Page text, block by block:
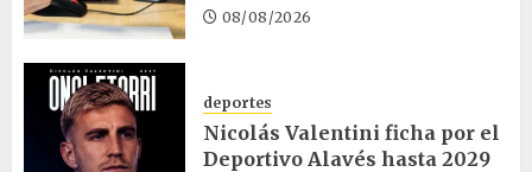
08/08/2026
deportes
Nicolás Valentini ficha por el
Deportivo Alavés hasta 2029